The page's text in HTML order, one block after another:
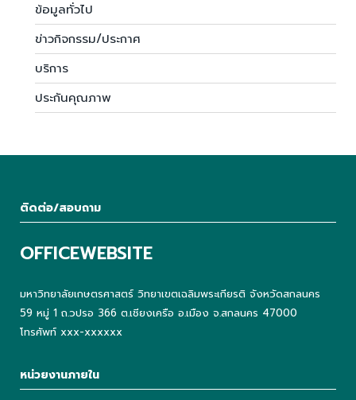
ข้อมูลทั่วไป
ข่าวกิจกรรม/ประกาศ
บริการ
ประกันคุณภาพ
ติดต่อ/สอบถาม
OFFICEWEBSITE
มหาวิทยาลัยเกษตรศาสตร์ วิทยาเขตเฉลิมพระเกียรติ จังหวัดสกลนคร
59 หมู่ 1 ถ.วปรอ 366 ต.เชียงเครือ อ.เมือง จ.สกลนคร 47000
โทรศัพท์ xxx-xxxxxx
หน่วยงานภายใน